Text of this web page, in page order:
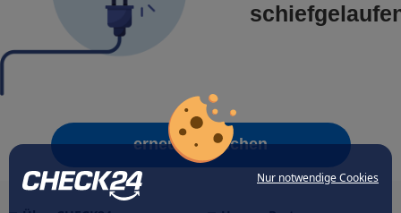
Nur notwendige Cookies
erneut versuchen